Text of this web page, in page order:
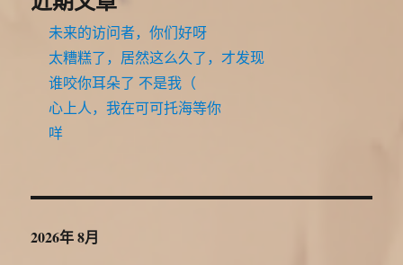
未来的访问者，你们好呀
太糟糕了，居然这么久了，才发现
谁咬你耳朵了 不是我（
心上人，我在可可托海等你
咩
2026年 8月